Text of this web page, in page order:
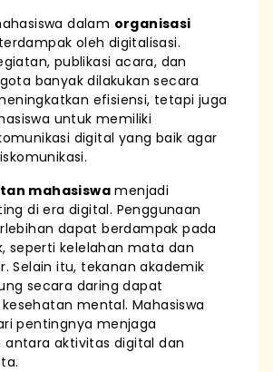
dalam organisasi
oleh digitalisasi.
publikasi acara, dan
banyak dilakukan secara
efisiensi, tetapi juga
untuk memiliki
digital yang baik agar
mahasiswa menjadi
di era digital. Penggunaan
dapat berdampak pada
seperti kelelahan mata dan
Selain itu, tekanan akademik
secara daring dapat
mental. Mahasiswa
pentingnya menjaga
antara aktivitas digital dan